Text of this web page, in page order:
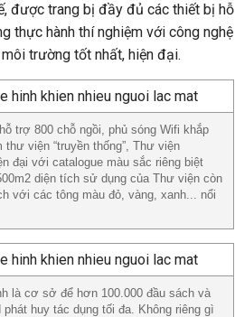
được trang bị đầy đủ các thiết bị hỗ
thực hành thí nghiệm với công nghệ
trường tốt nhất, hiện đại.
trợ 800 chỗ ngồi, phủ sóng Wifi khắp
viện “truyền thống”, Thư viện
đại với catalogue màu sắc riêng biệt
diện tích sử dụng của Thư viện còn
với các tông màu đỏ, vàng, xanh... nổi
là cơ sở để hơn 100.000 đầu sách và
huy tác dụng tối đa. Không riêng gì